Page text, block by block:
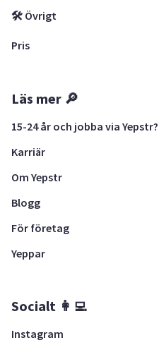
🛠 Övrigt
Pris
Läs mer 🔎
15-24 år och jobba via Yepstr?
Karriär
Om Yepstr
Blogg
För företag
Yeppar
Socialt 👩‍💻
Instagram